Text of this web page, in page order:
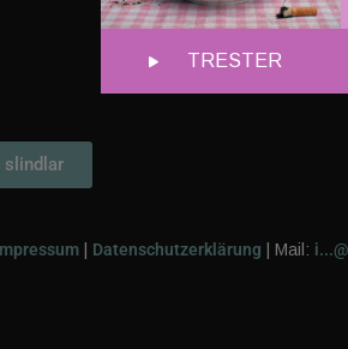
TRESTER
slindlar
Datenschutzerklärung Mail: